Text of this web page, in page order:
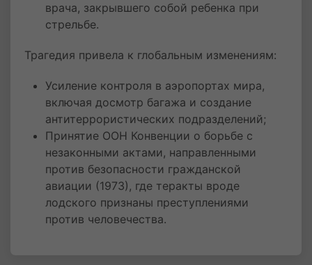
врача, закрывшего собой ребенка при
стрельбе.
Трагедия привела к глобальным изменениям:
Усиление контроля в аэропортах мира,
включая досмотр багажа и создание
антитеррористических подразделений;
Принятие ООН Конвенции о борьбе с
незаконными актами, направленными
против безопасности гражданской
авиации (1973), где теракты вроде
лодского признаны преступлениями
против человечества.